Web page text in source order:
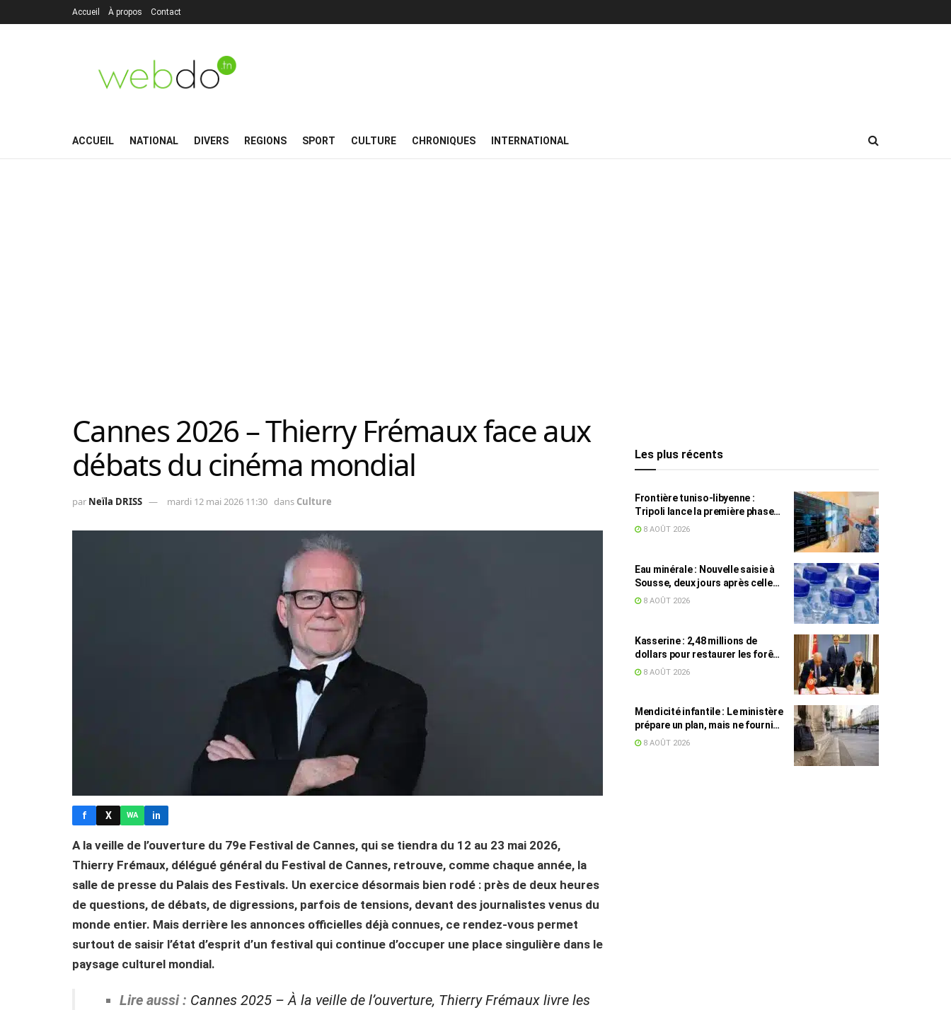
Accueil À propos Contact
ACCUEIL NATIONAL DIVERS REGIONS SPORT CULTURE CHRONIQUES INTERNATIONAL
Cannes 2026 – Thierry Frémaux face aux
débats du cinéma mondial
par Neïla DRISS mardi 12 mai 2026 11:30 dans Culture
f X WA in
A la veille de l’ouverture du 79e Festival de Cannes, qui se tiendra du 12 au 23 mai 2026,
Thierry Frémaux, délégué général du Festival de Cannes, retrouve, comme chaque année, la
salle de presse du Palais des Festivals. Un exercice désormais bien rodé : près de deux heures
de questions, de débats, de digressions, parfois de tensions, devant des journalistes venus du
monde entier. Mais derrière les annonces officielles déjà connues, ce rendez-vous permet
surtout de saisir l’état d’esprit d’un festival qui continue d’occuper une place singulière dans le
paysage culturel mondial.
Lire aussi : Cannes 2025 – À la veille de l’ouverture, Thierry Frémaux livre les
Les plus récents
Frontière tuniso-libyenne :
Tripoli lance la première phase
d’un système de surveillance sur
8 AOÛT 2026
Eau minérale : Nouvelle saisie à
Sousse, deux jours après celle
des grossistes
8 AOÛT 2026
Kasserine : 2,48 millions de
dollars pour restaurer les forêts
de pin d’Alep
8 AOÛT 2026
Mendicité infantile : Le ministère
prépare un plan, mais ne fournit
toujours aucun chiffre
8 AOÛT 2026